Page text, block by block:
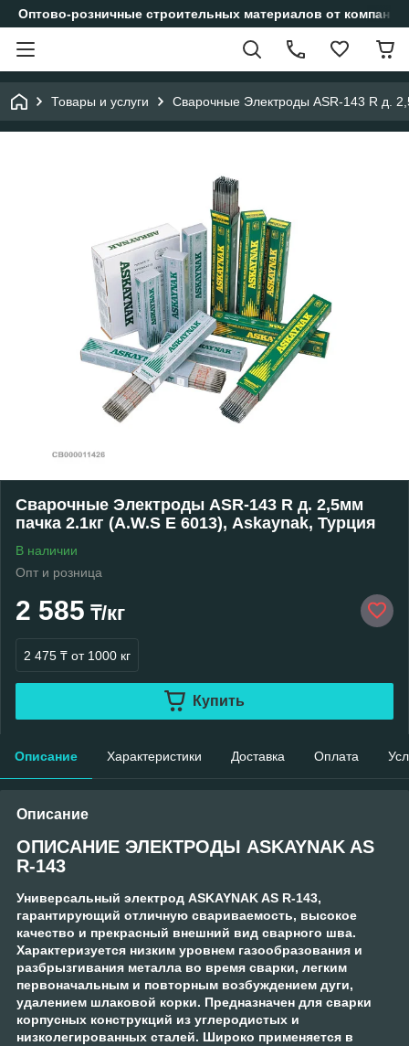
Оптово-розничные строительных материалов от
Товары и услуги Сварочные Электроды ASR-143 R д.
Сварочные Электроды ASR-143 R д. 2,5мм
пачка 2.1кг (A.W.S E 6013), Askaynak, Турция
В наличии
Опт и розница
2 585 ₸/кг
2 475 ₸ от 1000 кг
Купить
Описание Характеристики Доставка Оплата
Описание
ОПИСАНИЕ ЭЛЕКТРОДЫ ASKAYNAK AS
R-143
Универсальный электрод ASKAYNAK AS R-143,
гарантирующий отличную свариваемость, высокое
качество и прекрасный внешний вид сварного шва.
Характеризуется низким уровнем газообразования и
разбрызгивания металла во время сварки, легким
первоначальным и повторным возбуждением дуги,
удалением шлаковой корки. Предназначен для сварки
корпусных конструкций из углеродистых и
низколегированных сталей. Широко применяется в